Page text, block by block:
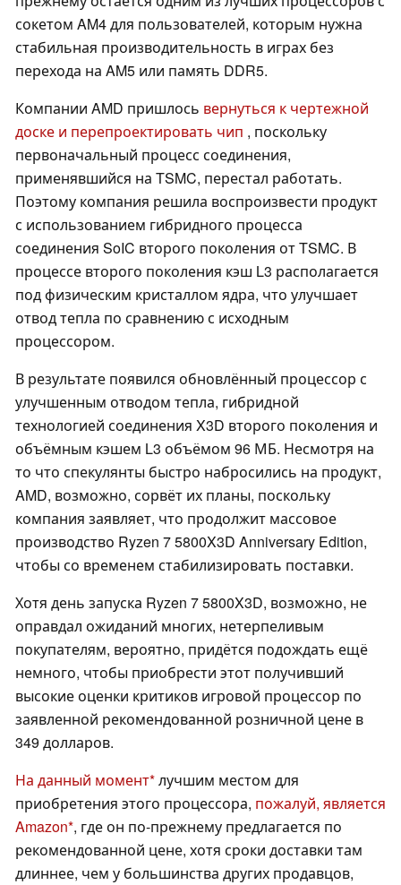
сокетом AM4 для пользователей, которым нужна
стабильная производительность в играх без
перехода на AM5 или память DDR5.
Компании AMD пришлось вернуться к чертежной
доске и перепроектировать чип , поскольку
первоначальный процесс соединения,
применявшийся на TSMC, перестал работать.
Поэтому компания решила воспроизвести продукт
с использованием гибридного процесса
соединения SoIC второго поколения от TSMC. В
процессе второго поколения кэш L3 располагается
под физическим кристаллом ядра, что улучшает
отвод тепла по сравнению с исходным
процессором.
В результате появился обновлённый процессор с
улучшенным отводом тепла, гибридной
технологией соединения X3D второго поколения и
объёмным кэшем L3 объёмом 96 МБ. Несмотря на
то что спекулянты быстро набросились на продукт,
AMD, возможно, сорвёт их планы, поскольку
компания заявляет, что продолжит массовое
производство Ryzen 7 5800X3D Anniversary Edition,
чтобы со временем стабилизировать поставки.
Хотя день запуска Ryzen 7 5800X3D, возможно, не
оправдал ожиданий многих, нетерпеливым
покупателям, вероятно, придётся подождать ещё
немного, чтобы приобрести этот получивший
высокие оценки критиков игровой процессор по
заявленной рекомендованной розничной цене в
349 долларов.
На данный момент лучшим местом для
приобретения этого процессора, пожалуй, является
Amazon , где он по-прежнему предлагается по
рекомендованной цене, хотя сроки доставки там
длиннее, чем у большинства других продавцов,